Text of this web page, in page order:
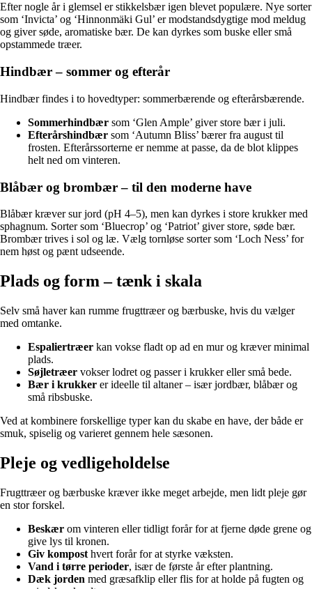
Efter nogle år i glemsel er stikkelsbær igen blevet populære. Nye sorter
som ‘Invicta’ og ‘Hinnonmäki Gul’ er modstandsdygtige mod meldug
og giver søde, aromatiske bær. De kan dyrkes som buske eller små
opstammede træer.
Hindbær – sommer og efterår
Hindbær findes i to hovedtyper: sommerbærende og efterårsbærende.
Sommerhindbær som ‘Glen Ample’ giver store bær i juli.
Efterårshindbær som ‘Autumn Bliss’ bærer fra august til
frosten. Efterårssorterne er nemme at passe, da de blot klippes
helt ned om vinteren.
Blåbær og brombær – til den moderne have
Blåbær kræver sur jord (pH 4–5), men kan dyrkes i store krukker med
sphagnum. Sorter som ‘Bluecrop’ og ‘Patriot’ giver store, søde bær.
Brombær trives i sol og læ. Vælg tornløse sorter som ‘Loch Ness’ for
nem høst og pænt udseende.
Plads og form – tænk i skala
Selv små haver kan rumme frugttræer og bærbuske, hvis du vælger
med omtanke.
Espaliertræer kan vokse fladt op ad en mur og kræver minimal
plads.
Søjletræer vokser lodret og passer i krukker eller små bede.
Bær i krukker er ideelle til altaner – især jordbær, blåbær og
små ribsbuske.
Ved at kombinere forskellige typer kan du skabe en have, der både er
smuk, spiselig og varieret gennem hele sæsonen.
Pleje og vedligeholdelse
Frugttræer og bærbuske kræver ikke meget arbejde, men lidt pleje gør
en stor forskel.
Beskær om vinteren eller tidligt forår for at fjerne døde grene og
give lys til kronen.
Giv kompost hvert forår for at styrke væksten.
Vand i tørre perioder, især de første år efter plantning.
Dæk jorden med græsafklip eller flis for at holde på fugten og